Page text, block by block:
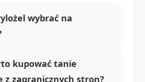
wybrać na
kupować tanie
z zagranicznych stron?